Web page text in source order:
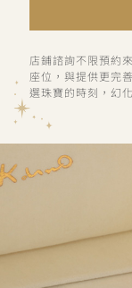
店鋪諮詢不限預約
座位，與提供更完
選珠寶的時刻，幻